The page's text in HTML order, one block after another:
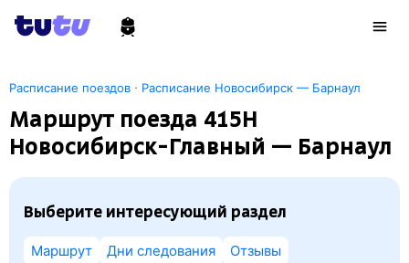
Расписание поездов · Расписание Новосибирск — Барнаул
Маршрут поезда 415Н
Новосибирск-Главный — Барнаул
Выберите интересующий раздел
Маршрут Дни следования Отзывы